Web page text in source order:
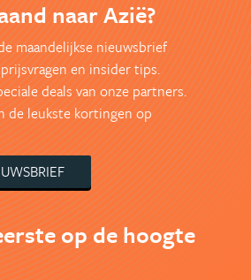
naar Azië?
maandelijkse nieuwsbrief
en insider tips.
deals van onze partners.
de leukste kortingen op
op de hoogte